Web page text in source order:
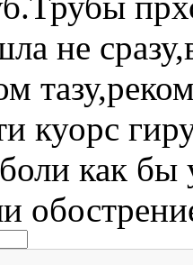
не
куорс
как бы